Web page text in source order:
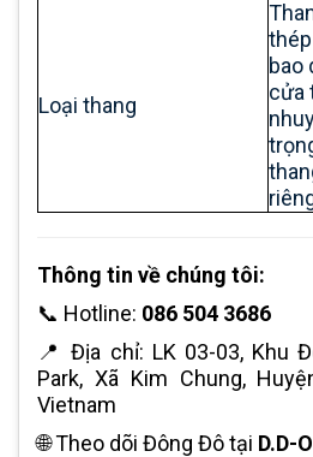
Loại thang
bao
cửa
Thông tin về chúng tôi:
📞 Hotline: 086 504 3686
📍 Địa chỉ: LK 03-03, Khu
Park, Xã Kim Chung,
Vietnam
🌐 Theo dõi Đông Đô tại D.D-